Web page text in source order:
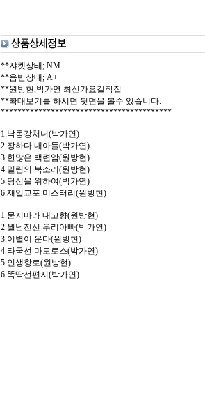
**쟈켓상태; NM
**음반상태; A+
**원방현,박가연 최신가요걸작집
**확대보기를 하시면 뒷면을 볼수 있습니다.
*****************************************
1.낙동강처녀(박가연)
2.장하다 내아들(박가연)
3.한많은 백련암(원방현)
4.밀림의 북소리(원방현)
5.당신을 위하여(박가연)
6.재일교포 미스터리(원방현)
1.묻지마라 내고향(원방현)
2.월남전선 우리아빠(박가연)
3.이별이 운다(원방현)
4.타국선 마도로스(박가연)
5.인생항로(원방현)
6.똑딱선편지(박가연)